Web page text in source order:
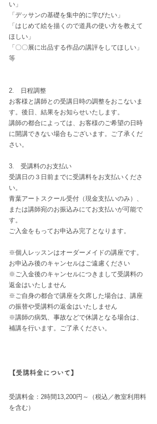
い」
「デッサンの基礎を集中的に学びたい」
「はじめて絵を描くので道具の使い方を教えて
ほしい」
「〇〇展に出品する作品の講評をしてほしい」
等
2.　日程調整
お客様と講師との受講日時の調整をおこないま
す。後日、結果をお知らせいたします。
講師の都合によっては、お客様のご希望の日時
に開講できない場合もございます。ご了承くだ
さい。
3.　受講料のお支払い
受講日の３日前までに受講料をお支払いくださ
い。
青葉アートスクール受付（現金支払いのみ）、
または講師宛のお振込みにてお支払いが可能で
す。
ご入金をもってお申込み完了となります。
※個人レッスンはオーダーメイドの講座です。
お申込み後のキャンセルはご遠慮ください
※ご入金後のキャンセルにつきまして受講料の
返金はいたしません
※ご自身の都合で講座を欠席した場合は、講座
の振替や受講料の返金はいたしません
※講師の病気、事故などで休講となる場合は、
補講を行います。ご了承ください。
【受講料金について】
受講料金：2時間13,200円～（税込／教室利用料
を含む）